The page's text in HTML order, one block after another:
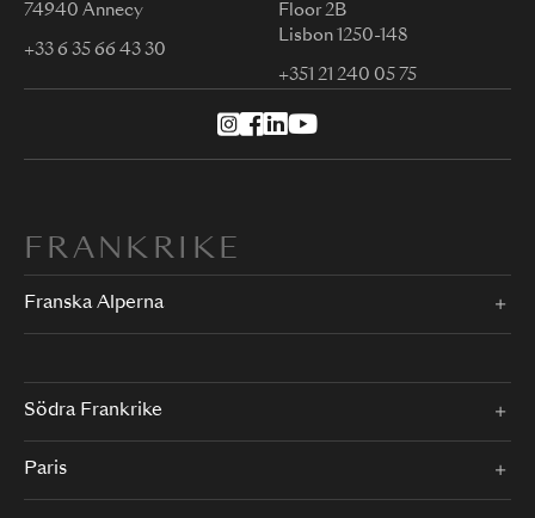
74940 Annecy
+33 6 35 66 43 30
Floor 2B
Lisbon 1250-148
+351 21 240 05 75
FRANKRIKE
Franska Alperna
Södra Frankrike
Paris